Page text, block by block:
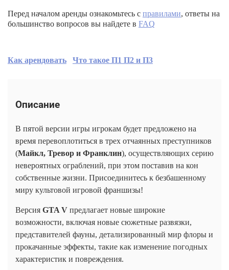
Перед началом аренды ознакомьтесь с правилами, ответы на
большинство вопросов вы найдете в FAQ
Как арендовать Что такое П1 П2 и П3
Описание
В пятой версии игры игрокам будет предложено на
время перевоплотиться в трех отчаянных преступников
(Майкл, Тревор и Франклин), осуществляющих серию
невероятных ограблений, при этом поставив на кон
собственные жизни. Присоединитесь к безбашенному
миру культовой игровой франшизы!
Версия GTA V предлагает новые широкие
возможности, включая новые сюжетные развязки,
представителей фауны, детализированный мир флоры и
прокачанные эффекты, такие как изменение погодных
характеристик и повреждения.